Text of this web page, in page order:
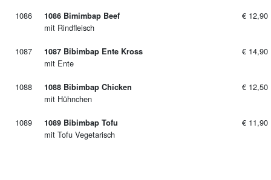
1086 1086 Bimimbap Beef
mit Rindfleisch
€ 12,90
1087 1087 Bibimbap Ente Kross
mit Ente
€ 14,90
1088 1088 Bibimbap Chicken
mit Hühnchen
€ 12,50
1089 1089 Bibimbap Tofu
mit Tofu Vegetarisch
€ 11,90